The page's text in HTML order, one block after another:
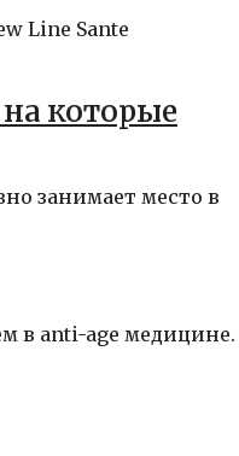
Line Sante
которые
занимает место в
в anti-age медицине.